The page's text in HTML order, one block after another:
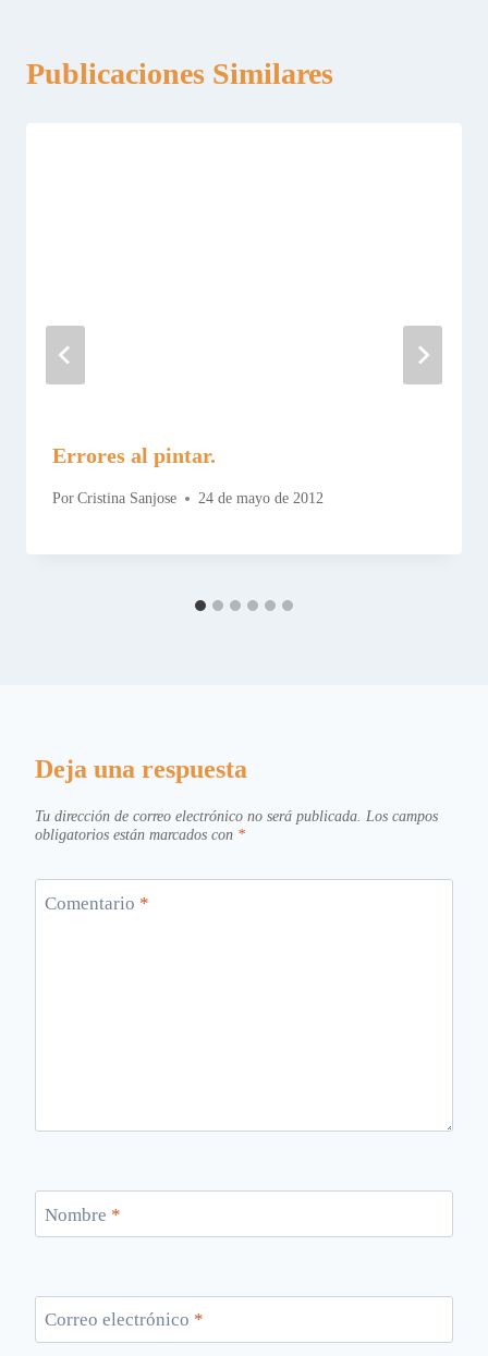
Publicaciones Similares
Errores al pintar.
Por Cristina Sanjose 24 de mayo de 2012
Deja una respuesta
Tu dirección de correo electrónico no será publicada. Los campos
obligatorios están marcados con *
Comentario *
Nombre *
Correo electrónico *